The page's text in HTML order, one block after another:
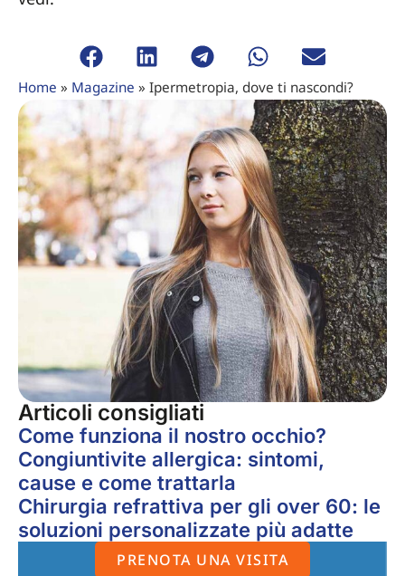
Home » Magazine » Ipermetropia, dove ti nascondi?
Articoli consigliati
Come funziona il nostro occhio?
Congiuntivite allergica: sintomi,
cause e come trattarla
Chirurgia refrattiva per gli over 60: le
soluzioni personalizzate più adatte
PRENOTA UNA VISITA